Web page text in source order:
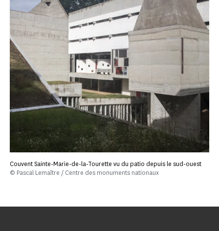
Couvent Sainte-Marie-de-la-Tourette vu du patio depuis le sud-ouest
© Pascal Lemaître / Centre des monuments nationaux